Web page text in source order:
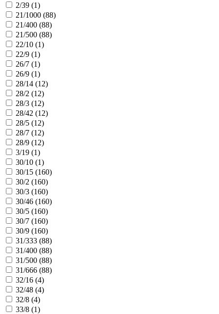
2/39 (1)
21/1000 (88)
21/400 (88)
21/500 (88)
22/10 (1)
22/9 (1)
26/7 (1)
26/9 (1)
28/14 (12)
28/2 (12)
28/3 (12)
28/42 (12)
28/5 (12)
28/7 (12)
28/9 (12)
3/19 (1)
30/10 (1)
30/15 (160)
30/2 (160)
30/3 (160)
30/46 (160)
30/5 (160)
30/7 (160)
30/9 (160)
31/333 (88)
31/400 (88)
31/500 (88)
31/666 (88)
32/16 (4)
32/48 (4)
32/8 (4)
33/8 (1)